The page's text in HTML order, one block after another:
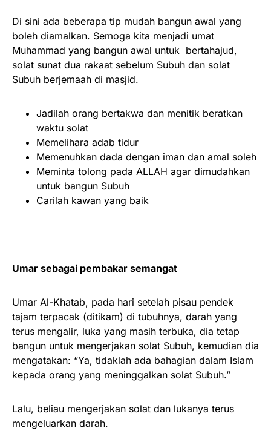
Di sini ada beberapa tip mudah bangun awal yang
boleh diamalkan. Semoga kita menjadi umat
Muhammad yang bangun awal untuk bertahajud,
solat sunat dua rakaat sebelum Subuh dan solat
Subuh berjemaah di masjid.
Jadilah orang bertakwa dan menitik beratkan
waktu solat
Memelihara adab tidur
Memenuhkan dada dengan iman dan amal soleh
Meminta tolong pada ALLAH agar dimudahkan
untuk bangun Subuh
Carilah kawan yang baik
Umar sebagai pembakar semangat
Umar Al-Khatab, pada hari setelah pisau pendek
tajam terpacak (ditikam) di tubuhnya, darah yang
terus mengalir, luka yang masih terbuka, dia tetap
bangun untuk mengerjakan solat Subuh, kemudian dia
mengatakan: “Ya, tidaklah ada bahagian dalam Islam
kepada orang yang meninggalkan solat Subuh.”
Lalu, beliau mengerjakan solat dan lukanya terus
mengeluarkan darah.